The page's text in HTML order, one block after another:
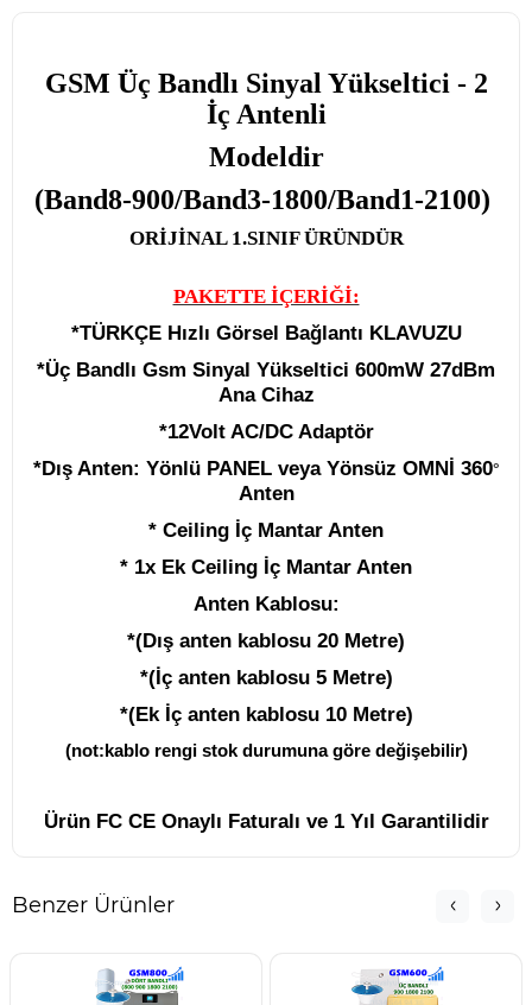
GSM Üç Bandlı Sinyal Yükseltici - 2
İç Antenli
Modeldir
(Band8-900/Band3-1800/Band1-2100)
ORİJİNAL1.SINIF ÜRÜNDÜR
PAKETTE İÇERİĞİ:
*TÜRKÇEHızlı Görsel Bağlantı KLAVUZU
*Üç Bandlı Gsm Sinyal Yükseltici 600mW 27dBm
Ana Cihaz
*12Volt AC/DC Adaptör
*Dış Anten: Yönlü PANEL veya Yönsüz OMNİ 360°
Anten
* Ceiling İç Mantar Anten
* 1x Ek Ceiling İç Mantar Anten
Anten Kablosu:
*(Dış anten kablosu 20 Metre)
*(İç anten kablosu 5 Metre)
*(Ek İç anten kablosu 10 Metre)
(not:kablo rengi stok durumuna göre değişebilir)
Ürün FC CE Onaylı Faturalı ve 1 Yıl Garantilidir
Benzer Ürünler